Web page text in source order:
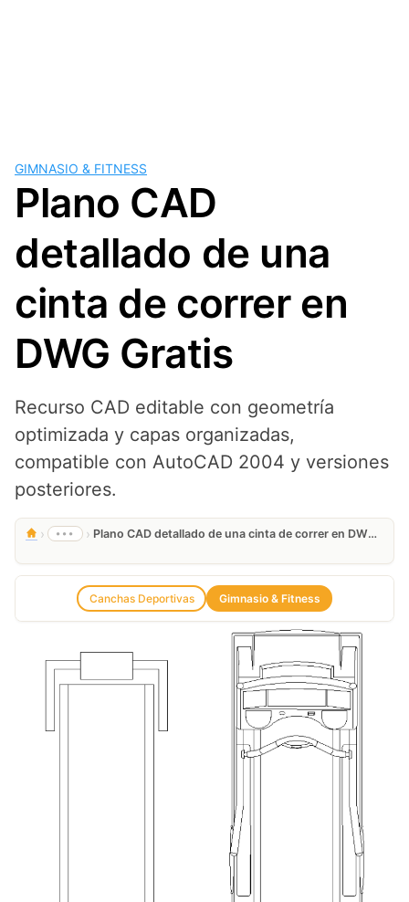
GIMNASIO & FITNESS
Plano CAD
detallado de una
cinta de correr en
DWG Gratis
Recurso CAD editable con geometría
optimizada y capas organizadas,
compatible con AutoCAD 2004 y versiones
posteriores.
› ••• › Plano CAD detallado de una cinta de correr en DWG Gratis
Canchas Deportivas Gimnasio & Fitness